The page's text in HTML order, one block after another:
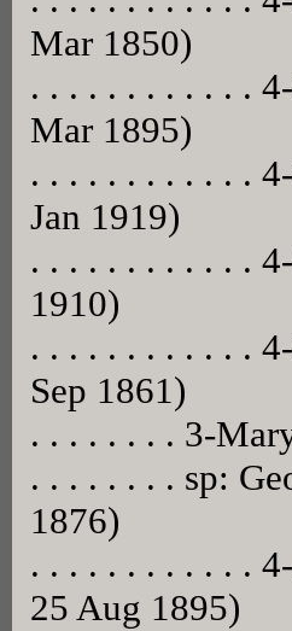
Mar 1850)
. . . . . . . . . . . .
Mar 1895)
. . . . . . . . . . . .
Jan 1919)
. . . . . . . . . . . .
1910)
. . . . . . . . . . . .
Sep 1861)
. . . . . . . . 3-
. . . . . . . . sp:
1876)
. . . . . . . . . . . .
25 Aug 1895)